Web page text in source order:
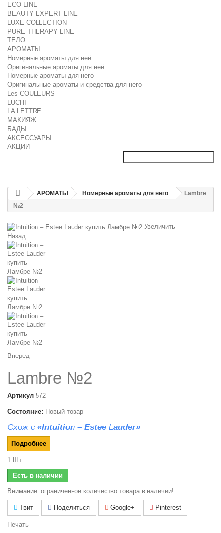
ECO LINE
BEAUTY EXPERT LINE
LUXE COLLECTION
PURE THERAPY LINE
ТЕЛО
АРОМАТЫ
Номерные ароматы для неё
Оригинальные ароматы для неё
Номерные ароматы для него
Оригинальные ароматы и средства для него
Les COULEURS
LUCHI
LA LETTRE
МАКИЯЖ
БАДЫ
АКСЕССУАРЫ
АКЦИИ
АРОМАТЫ Номерные ароматы для него
Lambre
№2
Увеличить
Назад
Вперед
Lambre №2
Артикул 572
Состояние: Новый товар
Схож с «Intuition – Estee Lauder»
Подробнее
1 Шт.
Есть в наличии
Внимание: ограниченное количество товара в наличии!
Твит Поделиться Google+ Pinterest
Печать